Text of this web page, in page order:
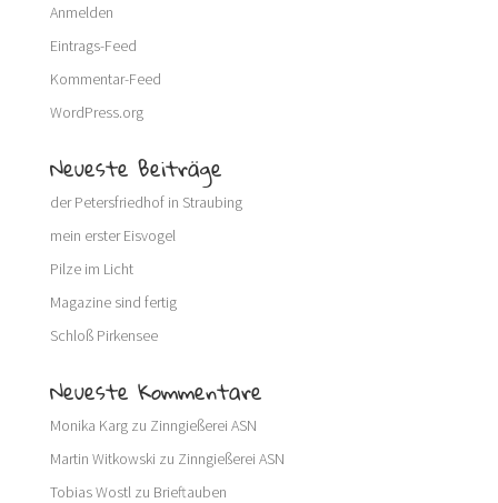
Anmelden
Eintrags-Feed
Kommentar-Feed
WordPress.org
Neueste Beiträge
der Petersfriedhof in Straubing
mein erster Eisvogel
Pilze im Licht
Magazine sind fertig
Schloß Pirkensee
Neueste Kommentare
Monika Kargzu Zinngießerei ASN
Martin Witkowski zu Zinngießerei ASN
Tobias Wostlzu Brieftauben